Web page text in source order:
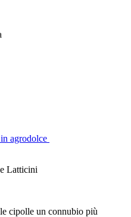
agrodolce
Latticini
cipolle un connubio più